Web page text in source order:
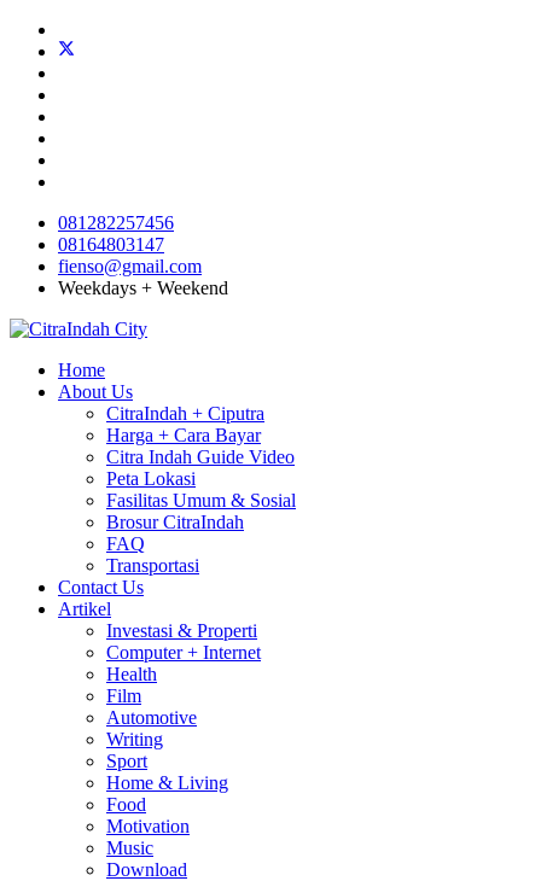
081282257456
08164803147
fienso@gmail.com
Weekdays + Weekend
Home
About Us
CitraIndah + Ciputra
Harga + Cara Bayar
Citra Indah Guide Video
Peta Lokasi
Fasilitas Umum & Sosial
Brosur CitraIndah
FAQ
Transportasi
Contact Us
Artikel
Investasi & Properti
Computer + Internet
Health
Film
Automotive
Writing
Sport
Home & Living
Food
Motivation
Music
Download